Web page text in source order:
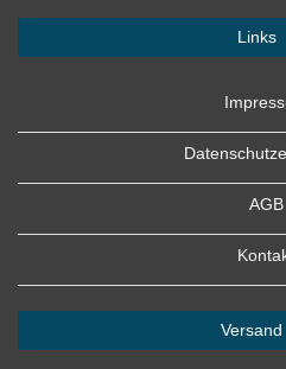
Links
AGB
Versand